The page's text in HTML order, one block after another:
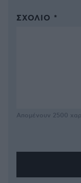
ΣΧΌΛΙΟ *
Απομένουν 2500